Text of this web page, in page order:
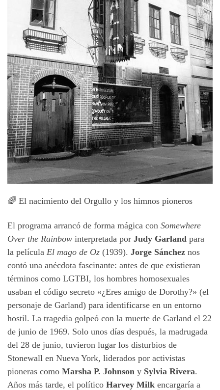
🌈 El nacimiento del Orgullo y los himnos pioneros
El programa arrancó de forma mágica con Somewhere
Over the Rainbow interpretada por Judy Garland para
la película El mago de Oz (1939). Jorge Sánchez nos
contó una anécdota fascinante: antes de que existieran
términos como LGTBI, los hombres homosexuales
usaban el código secreto «¿Eres amigo de Dorothy?» (el
personaje de Garland) para identificarse en un entorno
hostil. La tragedia golpeó con la muerte de Garland el 22
de junio de 1969. Solo unos días después, la madrugada
del 28 de junio, tuvieron lugar los disturbios de
Stonewall en Nueva York, liderados por activistas
pioneras como Marsha P. Johnson y Sylvia Rivera.
Años más tarde, el político Harvey Milk encargaría a